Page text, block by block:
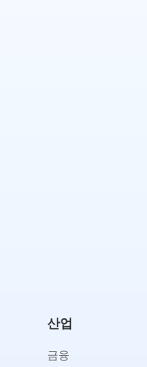
산업
금융